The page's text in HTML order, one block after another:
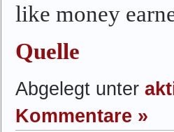
like money
Quelle
Abgelegt unter
Kommentare »